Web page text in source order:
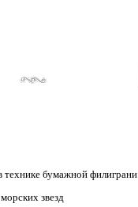
бумажной филиграни
звезд